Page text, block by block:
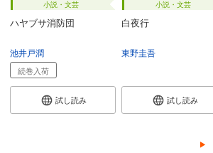
小説・文芸
ハヤブサ消防団
池井戸潤
続巻入荷
試し読み
小説・文芸
白夜行
東野圭吾
試し読み